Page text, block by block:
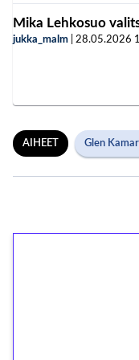
Mika Lehkosuo
jukka_malm 28.05.2026
AIHEET Glen